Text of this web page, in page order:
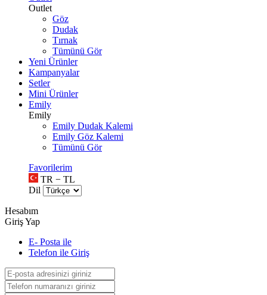
Outlet
Göz
Dudak
Tırnak
Tümünü Gör
Yeni Ürünler
Kampanyalar
Setler
Mini Ürünler
Emily
Emily
Emily Dudak Kalemi
Emily Göz Kalemi
Tümünü Gör
Favorilerim
TR − TL
Dil
Hesabım
Giriş Yap
E- Posta ile
Telefon ile Giriş